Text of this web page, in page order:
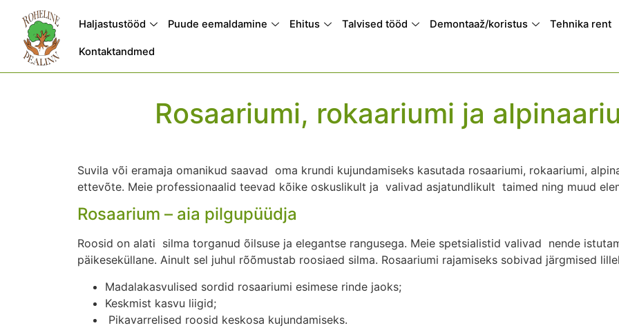
Haljastustööd Puude eemaldamine Ehitus Talvised tööd Demontaaž/koristus Tehnika rent
Kontaktandmed
Rosaariumi, rokaariumi ja
Suvila või eramaja omanikud saavad oma krundi kujundamiseks kasutada rosaariumi, rokaariumi,
ettevõte. Meie professionaalid teevad kõike oskuslikult ja valivad asjatundlikult taimed ning muud
Rosaarium – aia pilgupüüdja
Roosid on alati silma torganud õilsuse ja elegantse rangusega. Meie spetsialistid valivad nende
päikeseküllane. Ainult sel juhul rõõmustab roosiaed silma. Rosaariumi rajamiseks sobivad järgmised
Madalakasvulised sordid rosaariumi esimese rinde jaoks;
Keskmist kasvu liigid;
Pikavarrelised roosid keskosa kujundamiseks.